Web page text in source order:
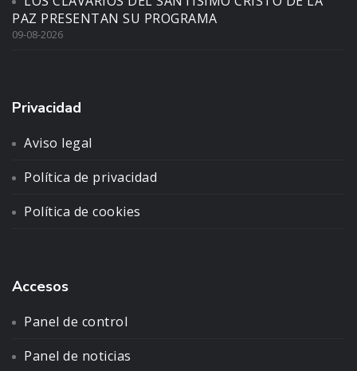
PAZ PRESENTAN SU PROGRAMA
09-08-2026
Privacidad
Aviso legal
Política de privacidad
Política de cookies
Accesos
Panel de control
Panel de noticias